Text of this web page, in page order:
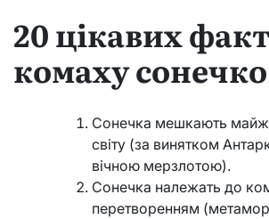
20 цікавих
комаху сонечко
Сонечка мешкають
світу (за винятком
вічною мерзлотою).
Сонечка належать до
перетворенням